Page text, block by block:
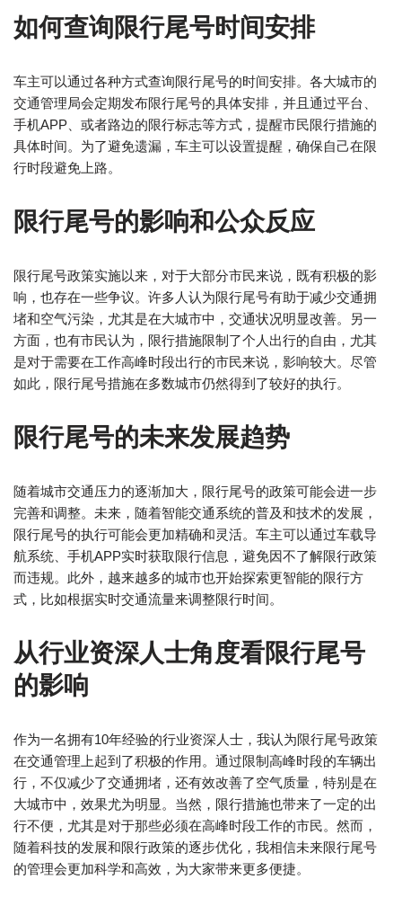
如何查询限行尾号时间安排
车主可以通过各种方式查询限行尾号的时间安排。各大城市的
交通管理局会定期发布限行尾号的具体安排，并且通过平台、
手机APP、或者路边的限行标志等方式，提醒市民限行措施的
具体时间。为了避免遗漏，车主可以设置提醒，确保自己在限
行时段避免上路。
限行尾号的影响和公众反应
限行尾号政策实施以来，对于大部分市民来说，既有积极的影
响，也存在一些争议。许多人认为限行尾号有助于减少交通拥
堵和空气污染，尤其是在大城市中，交通状况明显改善。另一
方面，也有市民认为，限行措施限制了个人出行的自由，尤其
是对于需要在工作高峰时段出行的市民来说，影响较大。尽管
如此，限行尾号措施在多数城市仍然得到了较好的执行。
限行尾号的未来发展趋势
随着城市交通压力的逐渐加大，限行尾号的政策可能会进一步
完善和调整。未来，随着智能交通系统的普及和技术的发展，
限行尾号的执行可能会更加精确和灵活。车主可以通过车载导
航系统、手机APP实时获取限行信息，避免因不了解限行政策
而违规。此外，越来越多的城市也开始探索更智能的限行方
式，比如根据实时交通流量来调整限行时间。
从行业资深人士角度看限行尾号
的影响
作为一名拥有10年经验的行业资深人士，我认为限行尾号政策
在交通管理上起到了积极的作用。通过限制高峰时段的车辆出
行，不仅减少了交通拥堵，还有效改善了空气质量，特别是在
大城市中，效果尤为明显。当然，限行措施也带来了一定的出
行不便，尤其是对于那些必须在高峰时段工作的市民。然而，
随着科技的发展和限行政策的逐步优化，我相信未来限行尾号
的管理会更加科学和高效，为大家带来更多便捷。